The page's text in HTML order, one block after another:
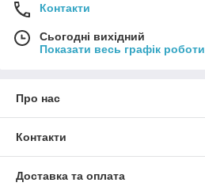
Контакти
Сьогодні вихідний
Показати весь графік роботи
Про нас
Контакти
Доставка та оплата